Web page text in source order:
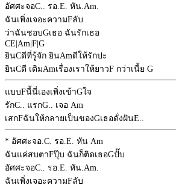
อัศศะจอC.. รอ.E. หัน.Am.
ฉันเพิ่งเจอะความFลับ
ว่าฉันชอบGเธอ ฉันรักเธอ
CE Am F G
ยินCดีที่รู้จัก ยินAmดีให้รักปะ
ยินCดี เติมAmเรื่องเราให้ยาวF กว่าเนี้ย G
แบบFนี้นี่เองเพิ่งเข้าGใจ
รักC.. แรกG.. เจอ Am
เสกFฉันให้กลายเป็นของGเธอดั่งฝันE..
* อัศศะจอ.C. รอ.E. หัน Am
ฉันแค่สบตาFปุ๊บ ฉันก็ติดเธอGปั๊บ
อัศศะจอC.. รอ.E. หัน.Am.
ฉันเพิ่งเจอะความFลับ